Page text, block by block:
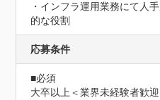
・インフラ運用業務にて人
的な役割
応募条件
■必須
大卒以上＜業界未経験者歓迎